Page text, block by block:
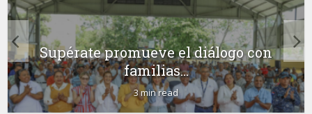
Supérate promueve el diálogo con
familias...
3 min read